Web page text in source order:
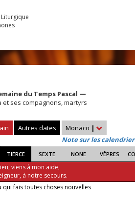
du Temps Pascal —
et ses compagnons, martyrs
Autres dates Monaco |
Note sur les
TIERCE SEXTE NONE VÊPRES
viens à mon aide,
à notre secours.
qui fais toutes choses nouvelles